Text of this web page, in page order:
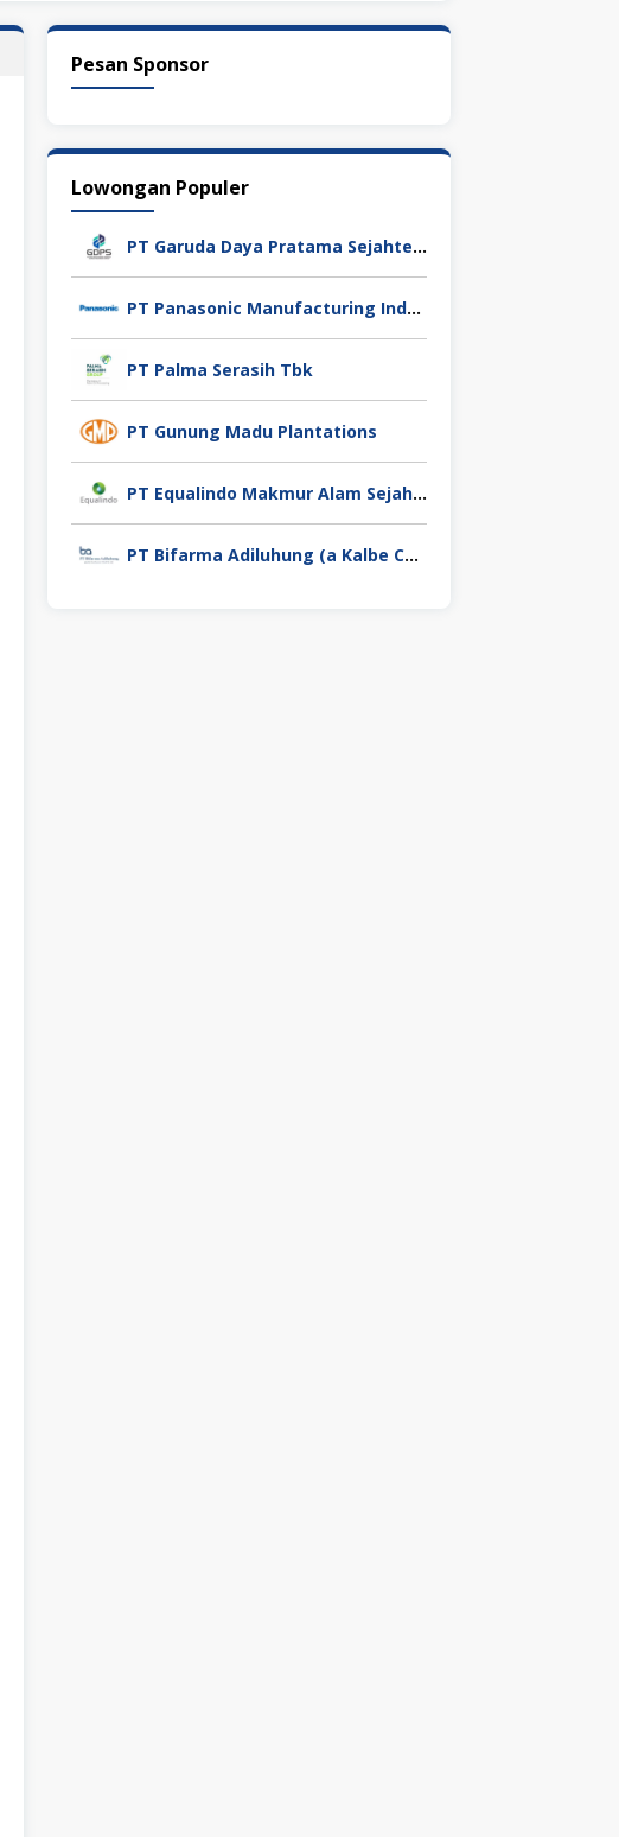
Pesan Sponsor
Lowongan Populer
PT Garuda Daya Pratama Sejahtera
PT Panasonic Manufacturing Indonesia
PT Palma Serasih Tbk
PT Gunung Madu Plantations
PT Equalindo Makmur Alam Sejahtera (Equalindo Group)
PT Bifarma Adiluhung (a Kalbe Company)